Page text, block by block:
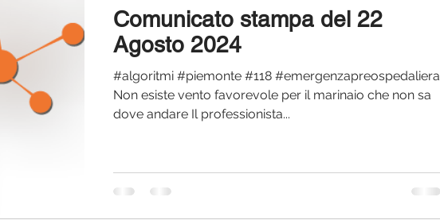
SiietFormazione Segnalazioni Comunicazioni
Comunicato stampa del 22
Agosto 2024
#algoritmi #piemonte #118 #emergenzapreospedaliera
Non esiste vento favorevole per il marinaio che non sa
dove andare Il professionista...